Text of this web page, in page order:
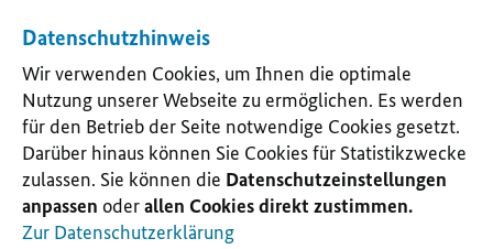
Datenschutzhinweis
Wir verwenden Cookies, um Ihnen die optimale
Nutzung unserer Webseite zu ermöglichen. Es werden
für den Betrieb der Seite notwendige Cookies gesetzt.
Darüber hinaus können Sie Cookies für Statistikzwecke
zulassen. Sie können die Datenschutzeinstellungen
anpassen oderallen Cookies direkt zustimmen.
Zur Datenschutzerklärung